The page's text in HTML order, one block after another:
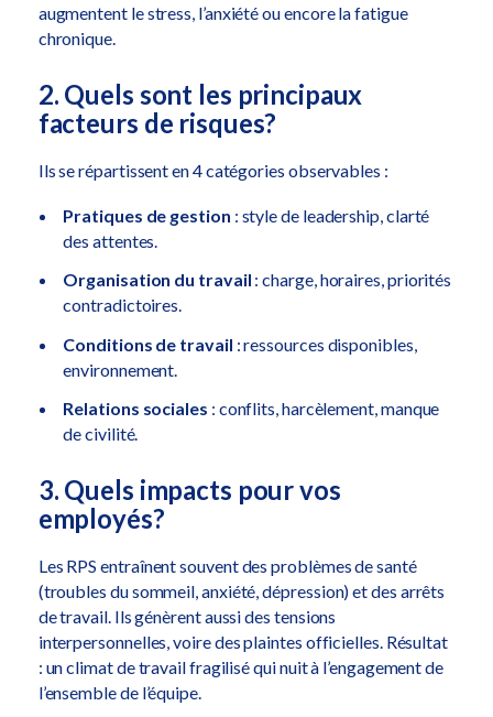
augmentent le stress, l’anxiété ou encore la fatigue
chronique.
2. Quels sont les principaux
facteurs de risques?
Ils se répartissent en 4 catégories observables :
Pratiques de gestion : style de leadership, clarté
des attentes.
Organisation du travail : charge, horaires, priorités
contradictoires.
Conditions de travail : ressources disponibles,
environnement.
Relations sociales : conflits, harcèlement, manque
de civilité.
3. Quels impacts pour vos
employés?
Les RPS entraînent souvent des problèmes de santé
(troubles du sommeil, anxiété, dépression) et des arrêts
de travail. Ils génèrent aussi des tensions
interpersonnelles, voire des plaintes officielles. Résultat
: un climat de travail fragilisé qui nuit à l’engagement de
l’ensemble de l’équipe.